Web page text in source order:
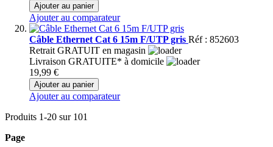
Ajouter au panier
Ajouter au comparateur
Câble Ethernet Cat 6 15m F/UTP gris Réf : 852603
Retrait GRATUIT en magasin
Livraison GRATUITE* à domicile
19,99 €
Ajouter au panier
Ajouter au comparateur
Produits 1-20 sur 101
Page